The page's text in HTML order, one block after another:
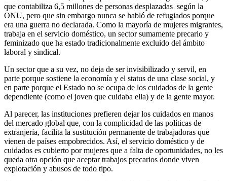
que contabiliza 6,5 millones de personas desplazadas según la
ONU, pero que sin embargo nunca se habló de refugiados porque
era una guerra no declarada. Como la mayoría de mujeres migrantes,
trabaja en el servicio doméstico, un sector sumamente precario y
feminizado que ha estado tradicionalmente excluido del ámbito
laboral y sindical.
Un sector que a su vez, no deja de ser invisibilizado y servil, en
parte porque sostiene la economía y el status de una clase social, y
en parte porque el Estado no se ocupa de los cuidados de la gente
dependiente (como el joven que cuidaba ella) y de la gente mayor.
Al parecer, las instituciones prefieren dejar los cuidados en manos
del mercado global que, con la complicidad de las políticas de
extranjería, facilita la sustitución permanente de trabajadoras que
vienen de países empobrecidos. Así, el servicio doméstico y de
cuidados es cubierto por mujeres que a falta de oportunidades, no les
queda otra opción que aceptar trabajos precarios donde viven
explotación y abusos de todo tipo.